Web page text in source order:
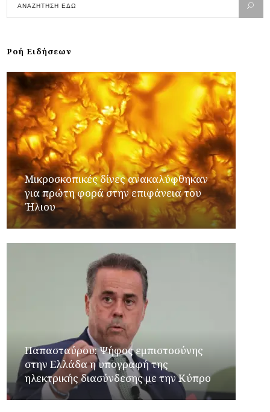
Ροή Ειδήσεων
Μικροσκοπικές δίνες ανακαλύφθηκαν
για πρώτη φορά στην επιφάνεια του
Ήλιου
Παπασταύρου: Ψήφος εμπιστοσύνης
στην Ελλάδα η υπογραφή της
ηλεκτρικής διασύνδεσης με την Κύπρο